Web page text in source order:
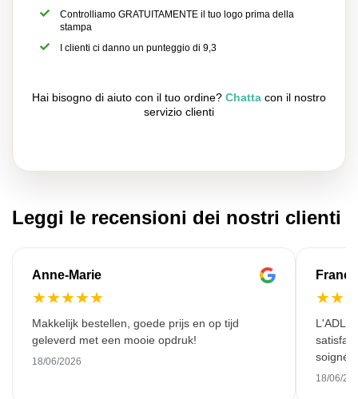
Controlliamo GRATUITAMENTE il tuo logo prima della
stampa
I clienti ci danno un punteggio di 9,3
Hai bisogno di aiuto con il tuo ordine? Chatta con il nostro
servizio clienti
Leggi le recensioni dei nostri clienti
Anne-Marie
★★★★★
Makkelijk bestellen, goede prijs en op tijd
geleverd met een mooie opdruk!
18/06/2026
★★
L'ADL
soigné
18/06/